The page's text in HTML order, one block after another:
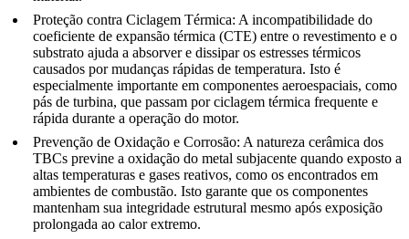
Proteção contra Ciclagem Térmica: A incompatibilidade do
coeficiente de expansão térmica (CTE) entre o revestimento e o
substrato ajuda a absorver e dissipar os estresses térmicos
causados por mudanças rápidas de temperatura. Isto é
especialmente importante em componentes aeroespaciais, como
pás de turbina, que passam por ciclagem térmica frequente e
rápida durante a operação do motor.
Prevenção de Oxidação e Corrosão: A natureza cerâmica dos
TBCs previne a oxidação do metal subjacente quando exposto a
altas temperaturas e gases reativos, como os encontrados em
ambientes de combustão. Isto garante que os componentes
mantenham sua integridade estrutural mesmo após exposição
prolongada ao calor extremo.